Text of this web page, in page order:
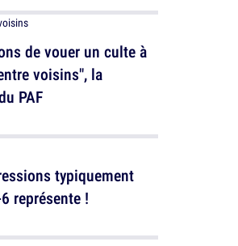
de vouer un culte à
voisins", la
PAF
typiquement
représente !